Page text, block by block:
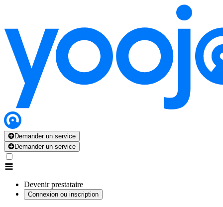
Demander un service
Demander un service
Devenir prestataire
Connexion ou inscription